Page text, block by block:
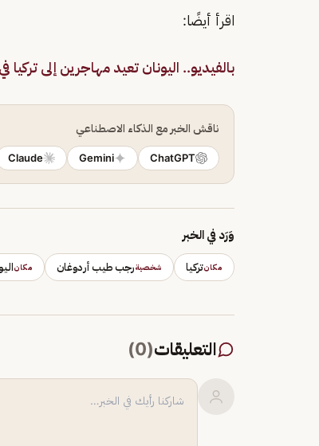
اقرأ أيضًا:
بالفيديو.. اليونان تعيد مهاجرين إلى
ناقش الخبر مع الذكاء الاصطناعي
ChatGPT
Gemini
Claude
وَرَد في الخبر
مكانتركيا شخصيةرجب طيب أردوغان مكان
التعليقات(
0
)